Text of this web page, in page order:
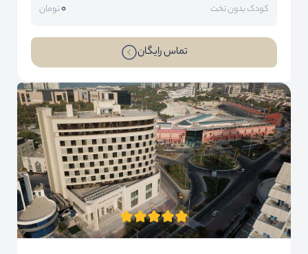
کودک بدون تخت 0تومان
تماس رایگان